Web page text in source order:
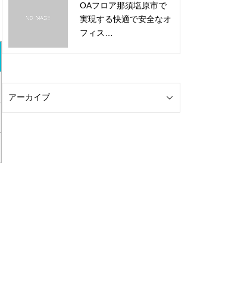
OAフロア那須塩原市で
実現する快適で安全なオ
フィス…